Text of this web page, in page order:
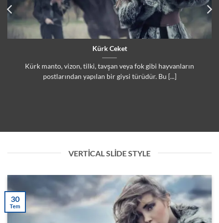
Kürk Ceket
Kürk manto, vizon, tilki, tavşan veya fok gibi hayvanların
postlarından yapılan bir giysi türüdür. Bu [...]
VERTICAL SLIDE STYLE
30
Tem